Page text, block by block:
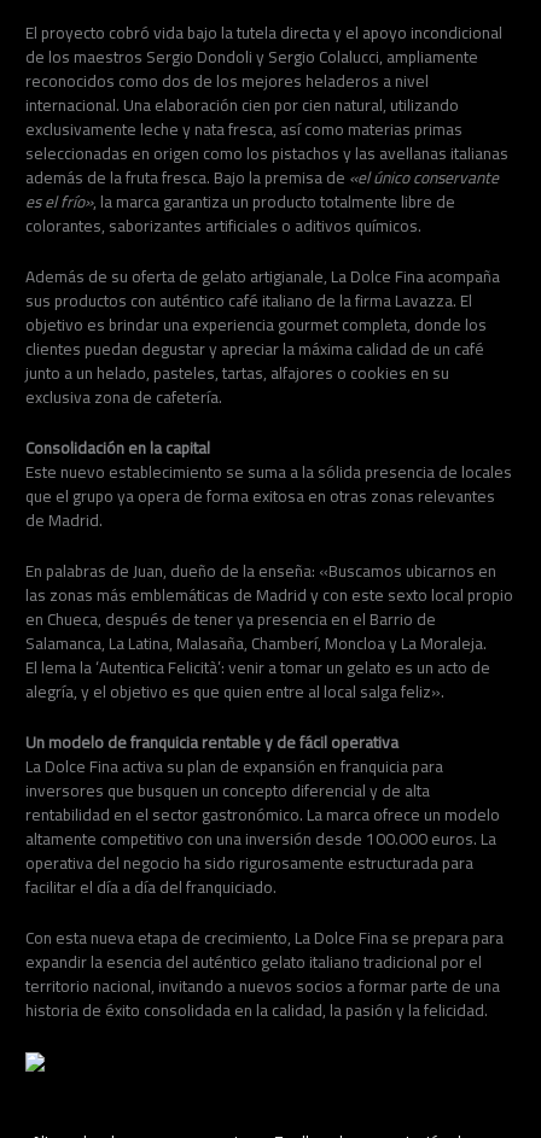
El proyecto cobró vida bajo la tutela directa y el apoyo incondicional
de los maestros Sergio Dondoli y Sergio Colalucci, ampliamente
reconocidos como dos de los mejores heladeros a nivel
internacional. Una elaboración cien por cien natural, utilizando
exclusivamente leche y nata fresca, así como materias primas
seleccionadas en origen como los pistachos y las avellanas italianas
además de la fruta fresca. Bajo la premisa de«el único conservante
es el frío», la marca garantiza un producto totalmente libre de
colorantes, saborizantes artificiales o aditivos químicos.
Además de su oferta de gelato artigianale, La Dolce Fina acompaña
sus productos con auténtico café italiano de la firma Lavazza. El
objetivo es brindar una experiencia gourmet completa, donde los
clientes puedan degustar y apreciar la máxima calidad de un café
junto a un helado, pasteles, tartas, alfajores o cookies en su
exclusiva zona de cafetería.
Consolidación en la capital
Este nuevo establecimiento se suma a la sólida presencia de locales
que el grupo ya opera de forma exitosa en otras zonas relevantes
de Madrid.
En palabras de Juan, dueño de la enseña: «Buscamos ubicarnos en
las zonas más emblemáticas de Madrid y con este sexto local propio
en Chueca, después de tener ya presencia en el Barrio de
Salamanca, La Latina, Malasaña, Chamberí, Moncloa y La Moraleja.
El lema la ‘Autentica Felicità’: venir a tomar un gelato es un acto de
alegría, y el objetivo es que quien entre al local salga feliz».
Un modelo de franquicia rentable y de fácil operativa
La Dolce Fina activa su plan de expansión en franquicia para
inversores que busquen un concepto diferencial y de alta
rentabilidad en el sector gastronómico. La marca ofrece un modelo
altamente competitivo con una inversión desde 100.000 euros. La
operativa del negocio ha sido rigurosamente estructurada para
facilitar el día a día del franquiciado.
Con esta nueva etapa de crecimiento, La Dolce Fina se prepara para
expandir la esencia del auténtico gelato italiano tradicional por el
territorio nacional, invitando a nuevos socios a formar parte de una
historia de éxito consolidada en la calidad, la pasión y la felicidad.